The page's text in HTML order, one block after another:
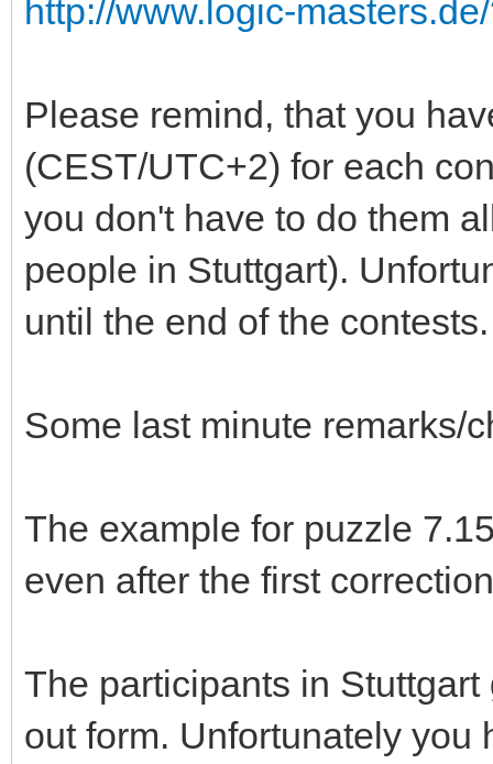
http://www.logic-
Please remind, that you
(CEST/UTC+2) for each
you don't have to do them
people in Stuttgart).
until the end of the contests.
Some last minute remarks/
The example for puzzle
even after the first
The participants in
out form. Unfortunately you